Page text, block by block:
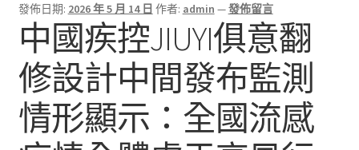
發佈日期: 2026 年 5 月 14 日 作者: admin —發佈留言
中國疾控JIUYI俱意翻
修設計中間發布監測
情形顯示：全國流感